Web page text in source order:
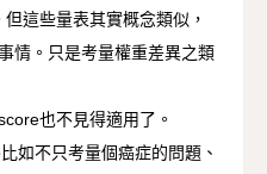
這些量表其實概念類似，
情。只是考量權重差異之類
也不見得適用了。
如不只考量個癌症的問題、